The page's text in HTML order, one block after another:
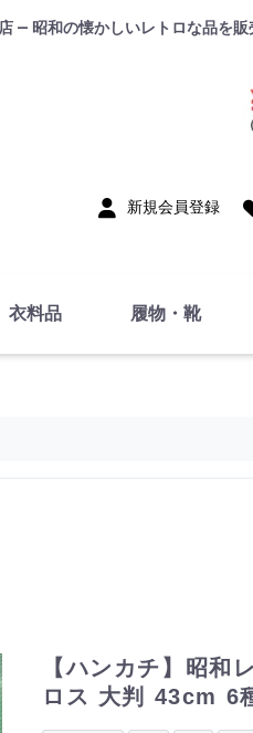
— 昭和の懐かしいレトロな品を販
新規会員登録
衣料品 履物・靴
【ハンカチ】昭和
ロス 大判 43cm 6